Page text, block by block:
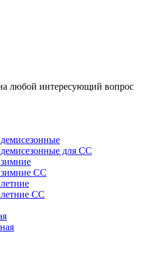
любой интересующий вопрос
для СС
СС
СС